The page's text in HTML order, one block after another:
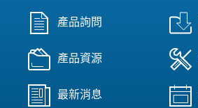
產品詢問
產品資源
最新消息